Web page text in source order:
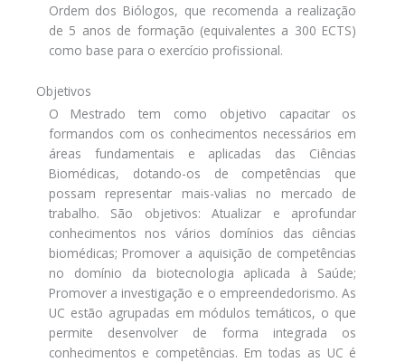
Ordem dos Biólogos, que recomenda a realização
de 5 anos de formação (equivalentes a 300 ECTS)
como base para o exercício profissional.
Objetivos
O Mestrado tem como objetivo capacitar os
formandos com os conhecimentos necessários em
áreas fundamentais e aplicadas das Ciências
Biomédicas, dotando-os de competências que
possam representar mais-valias no mercado de
trabalho. São objetivos: Atualizar e aprofundar
conhecimentos nos vários domínios das ciências
biomédicas; Promover a aquisição de competências
no domínio da biotecnologia aplicada à Saúde;
Promover a investigação e o empreendedorismo. As
UC estão agrupadas em módulos temáticos, o que
permite desenvolver de forma integrada os
conhecimentos e competências. Em todas as UC é